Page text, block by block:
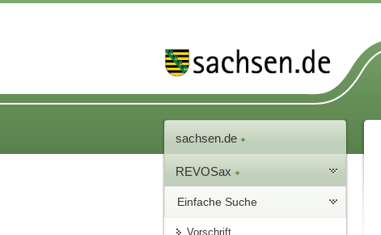
sachsen.de
REVOSax
Einfache Suche
Vorschrift